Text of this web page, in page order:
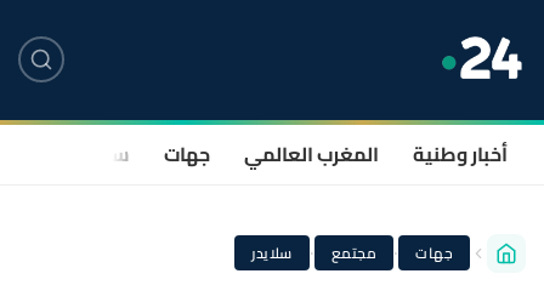
أخبار وطنية المغرب العالمي جهات سياسة
جهات · مجتمع · سلايدر